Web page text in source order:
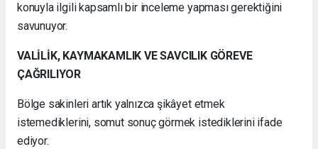
konuyla ilgili kapsamlı bir inceleme yapması gerektiğini
savunuyor.
VALİLİK, KAYMAKAMLIK VE SAVCILIK GÖREVE
ÇAĞRILIYOR
Bölge sakinleri artık yalnızca şikâyet etmek
istemediklerini, somut sonuç görmek istediklerini ifade
ediyor.